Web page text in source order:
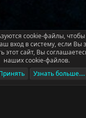
и правила
Помощь
cookie-файлы,
вход в систему, если Вы
этот сайт, Вы
наших cookie-файлов.
Узнать больше....